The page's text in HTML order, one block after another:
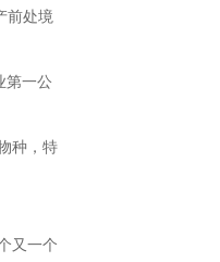
前处境
第一公
种，特
又一个